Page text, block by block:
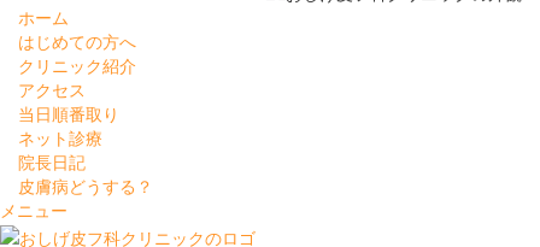
ホーム
はじめての方へ
クリニック紹介
アクセス
当日順番取り
ネット診療
院長日記
皮膚病どうする？
メニュー